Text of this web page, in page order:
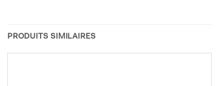
PRODUITS SIMILAIRES